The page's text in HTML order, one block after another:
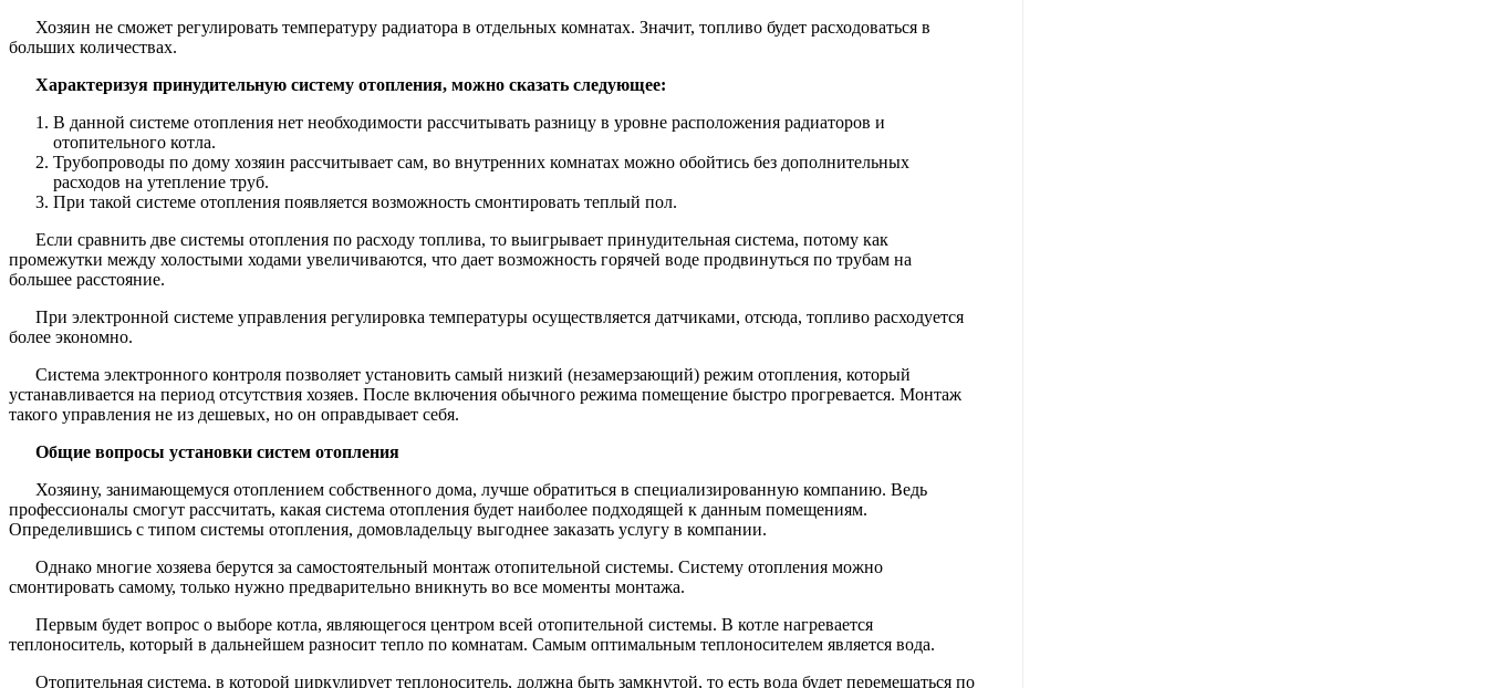
Хозяин не сможет регулировать температуру радиатора в отдельных комнатах. Значит, топливо будет расходоваться в
больших количествах.
Характеризуя принудительную систему отопления, можно сказать следующее:
В данной системе отопления нет необходимости рассчитывать разницу в уровне расположения радиаторов и
отопительного котла.
Трубопроводы по дому хозяин рассчитывает сам, во внутренних комнатах можно обойтись без дополнительных
расходов на утепление труб.
При такой системе отопления появляется возможность смонтировать теплый пол.
Если сравнить две системы отопления по расходу топлива, то выигрывает принудительная система, потому как
промежутки между холостыми ходами увеличиваются, что дает возможность горячей воде продвинуться по трубам на
большее расстояние.
При электронной системе управления регулировка температуры осуществляется датчиками, отсюда, топливо расходуется
более экономно.
Система электронного контроля позволяет установить самый низкий (незамерзающий) режим отопления, который
устанавливается на период отсутствия хозяев. После включения обычного режима помещение быстро прогревается. Монтаж
такого управления не из дешевых, но он оправдывает себя.
Общие вопросы установки систем отопления
Хозяину, занимающемуся отоплением собственного дома, лучше обратиться в специализированную компанию. Ведь
профессионалы смогут рассчитать, какая система отопления будет наиболее подходящей к данным помещениям.
Определившись с типом системы отопления, домовладельцу выгоднее заказать услугу в компании.
Однако многие хозяева берутся за самостоятельный монтаж отопительной системы. Систему отопления можно
смонтировать самому, только нужно предварительно вникнуть во все моменты монтажа.
Первым будет вопрос о выборе котла, являющегося центром всей отопительной системы. В котле нагревается
теплоноситель, который в дальнейшем разносит тепло по комнатам. Самым оптимальным теплоносителем является вода.
Отопительная система, в которой циркулирует теплоноситель, должна быть замкнутой, то есть вода будет перемещаться по